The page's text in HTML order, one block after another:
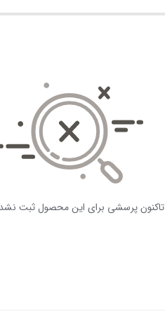
تاکنون پرسشی برای این محصول ثبت